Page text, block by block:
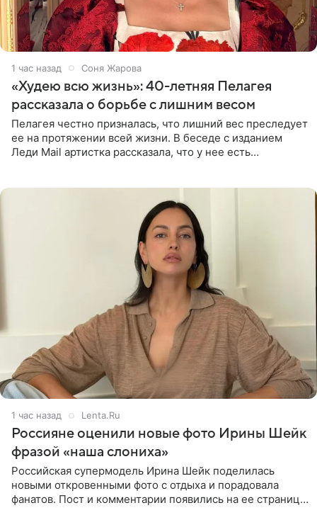
1 час назад Соня Жарова
«Худею всю жизнь»: 40-летняя Пелагея
рассказала о борьбе с лишним весом
Пелагея честно призналась, что лишний вес преследует
ее на протяжении всей жизни. В беседе с изданием
Леди Mail артистка рассказала, что у нее есть
1 час назад Lenta.Ru
Россияне оценили новые фото Ирины Шейк
фразой «наша слониха»
Российская супермодель Ирина Шейк поделилась
новыми откровенными фото с отдыха и порадовала
фанатов. Пост и комментарии появились на ее странице